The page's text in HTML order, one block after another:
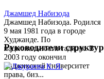
Джамшед Набизода
Джамшед Набизода. Родился
9 мая 1981 года в городе
Худжанде. По
национальности таджик. В
2003 году окончил
Таджикский университет
права, биз...
Руководители структур